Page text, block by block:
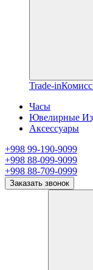
Trade-in
Часы
Ювелирные
Аксессуары
+998 99-190-9099
+998 88-099-9099
+998 88-709-0999
Заказать звонок